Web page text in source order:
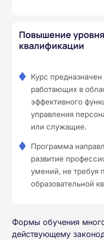
Повышение уровня
квалификации
Курс
работающих в
эффективного
управления
или служащие.
Программа
развитие
умений, не требуя
образовательной
Формы обучения
действующему